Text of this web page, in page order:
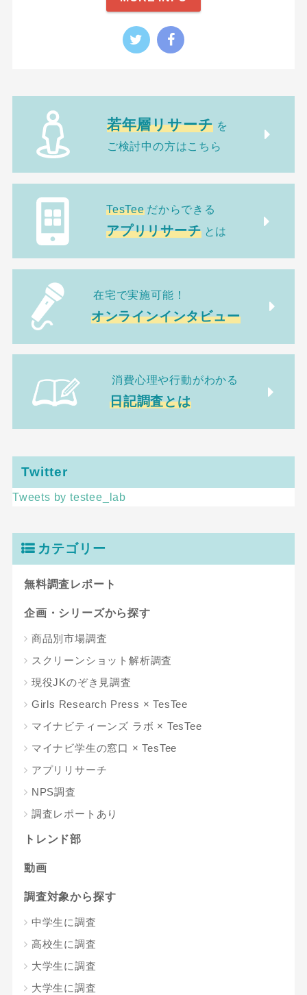
若年層リサーチ を
ご検討中の方はこちら
TesTee だからできる
アプリリサーチ とは
在宅で実施可能！
オンラインインタビュー
消費心理や行動がわかる
日記調査とは
Twitter
Tweets by testee_lab
カテゴリー
無料調査レポート
企画・シリーズから探す
商品別市場調査
スクリーンショット解析調査
現役JKのぞき見調査
Girls Research Press × TesTee
マイナビティーンズ ラボ × TesTee
マイナビ学生の窓口 × TesTee
アプリリサーチ
NPS調査
調査レポートあり
トレンド部
動画
調査対象から探す
中学生に調査
高校生に調査
大学生に調査
大学生に調査